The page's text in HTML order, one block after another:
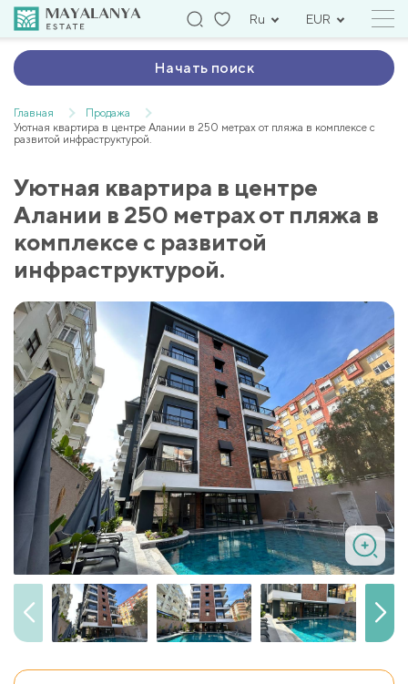
Ru EUR
Начать поиск
Главная
Продажа
Уютная квартира в центре Алании в 250 метрах от пляжа в комплексе с
развитой инфраструктурой.
Уютная квартира в центре
Алании в 250 метрах от пляжа в
комплексе с развитой
инфраструктурой.